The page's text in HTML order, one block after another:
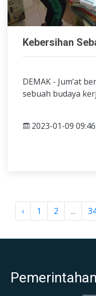
Kebersihan
DEMAK - Jum’at
sebuah budaya
2023-01-09
‹ 1 2 ...